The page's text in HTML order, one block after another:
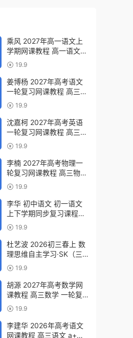
乘风 2027年高一语文上
学期网课教程 高一语文
暑假班视频教程 百度网盘
下载
19.9
姜博杨 2027年高考语文
一轮复习网课教程 高三语
文 上学期暑假班视频教程
百度网盘下载
19.9
沈嘉柯 2027年高考英语
一轮复习网课教程 高三英
语 上学期暑假班视频教程
百度网盘下载
19.9
李楠 2027年高考物理一
轮复习网课教程 高三物理
上学期暑假班视频教程 百
度网盘下载
19.9
李华 初中语文 初一语文
上下学期同步复习课程
（34讲带讲义、练习）百
度网盘下载
19.9
杜艺波 2026初三春上 数
理思维自主学习·SK（三
期）百度网盘下载
19.9
胡源 2027年高考数学网
课教程 高三数学 一轮复
习暑假班视频教程 百度网
盘下载
19.9
李建华 2026年高考语文
网课教程 高三语文 a+二